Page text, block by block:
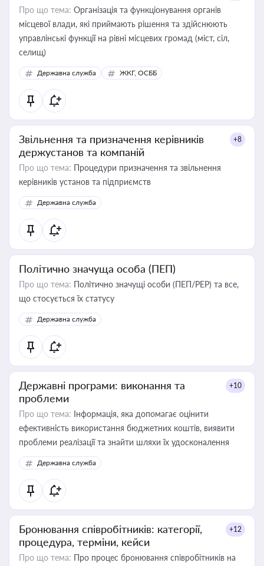
Про що тема: Організація та функціонування органів
місцевої влади, які приймають рішення та здійснюють
управлінські функції на рівні місцевих громад (міст, сіл,
селищ)
Державна служба ЖКГ, ОСББ
Звільнення та призначення керівників
держустанов та компаній
+8
Про що тема: Процедури призначення та звільнення
керівників установ та підприємств
Державна служба
Політично значуща особа (ПЕП)
Про що тема: Політично значущі особи (ПЕП/PEP) та все,
що стосується їх статусу
Державна служба
Державні програми: виконання та
проблеми
+10
Про що тема: Інформація, яка допомагає оцінити
ефективність використання бюджетних коштів, виявити
проблеми реалізації та знайти шляхи їх удосконалення
Державна служба
Бронювання співробітників: категорії,
процедура, терміни, кейси
+12
Про що тема: Про процес бронювання співробітників на